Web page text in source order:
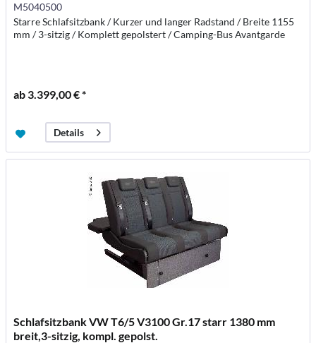
M5040500
Starre Schlafsitzbank / Kurzer und langer Radstand / Breite 1155
mm / 3-sitzig / Komplett gepolstert / Camping-Bus Avantgarde
ab 3.399,00 € *
Details
Schlafsitzbank VW T6/5 V3100 Gr.17 starr 1380 mm
breit,3-sitzig, kompl. gepolst.